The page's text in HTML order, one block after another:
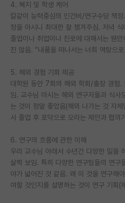
장학금/장학생 게시판
학술 정보 게시판
홍보 게시판
커리어
유학교육
이벤트
재팬라운지 🌸
4. 복지 및 학생 케어
칼같이 능력중심의 인건비/연구수당 책
정을 아시니 최대한 잘 챙겨주심. 저녁
졸업이나 취업이나 진로에 대해서는 웬
진 않음. “내품을 떠나서는 너희 역랑으
5. 해외 경험 기회 제공
대학원 동안 7회의 해외 학회/출장 경험.
임. 교수님 아시는 해외 연구자들과 식사
는 것이 정말 좋았음(해외 나가는 것 자
사 졸업 후 포닥으로 오라는 제안과 협의
6. 연구의 흐름에 관한 이해
우리 교수님 아래서 수년간 다양한 일을
살짝 보임. 특히 다양한 연구팀들의 연구
야가 넓어진 것 같음. 왜 이 것을 연구해
여할 것인지를 설명하는 것이 연구 기획(